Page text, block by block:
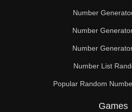
Number
Number
Number
Number List
Popular Random
Games